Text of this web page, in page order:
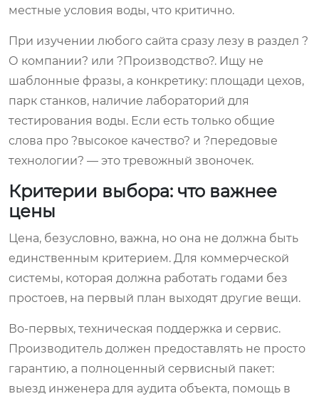
местные условия воды, что критично.
При изучении любого сайта сразу лезу в раздел ?
О компании? или ?Производство?. Ищу не
шаблонные фразы, а конкретику: площади цехов,
парк станков, наличие лабораторий для
тестирования воды. Если есть только общие
слова про ?высокое качество? и ?передовые
технологии? — это тревожный звоночек.
Критерии выбора: что важнее
цены
Цена, безусловно, важна, но она не должна быть
единственным критерием. Для коммерческой
системы, которая должна работать годами без
простоев, на первый план выходят другие вещи.
Во-первых, техническая поддержка и сервис.
Производитель должен предоставлять не просто
гарантию, а полноценный сервисный пакет:
выезд инженера для аудита объекта, помощь в